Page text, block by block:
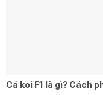
Cá koi F1 là gì? Cách